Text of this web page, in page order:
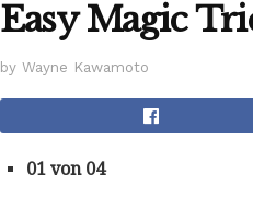
Easy Magic
by Wayne Kawamoto
01 von 04